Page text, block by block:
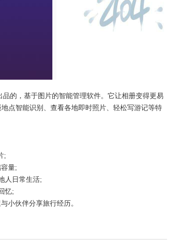
的，基于图片的智能管理软件。它让相册变得更易
点智能识别、查看各地即时照片、轻松写游记等特
;
量;
人日常生活;
忆;
小伙伴分享旅行经历。